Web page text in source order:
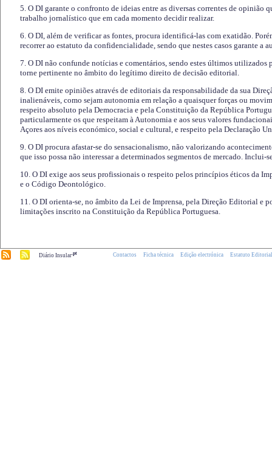
5. O DI garante o confronto de ideias entre as diversas correntes de opinião
trabalho jornalístico que em cada momento decidir realizar.
6. O DI, além de verificar as fontes, procura identificá-las com exatidão.
recorrer ao estatuto da confidencialidade, sendo que nestes casos garante a
7. O DI não confunde notícias e comentários, sendo estes últimos utilizados
torne pertinente no âmbito do legítimo direito de decisão editorial.
8. O DI emite opiniões através de editoriais da responsabilidade da sua
inalienáveis, como sejam autonomia em relação a quaisquer forças ou
respeito absoluto pela Democracia e pela Constituição da República
particularmente os que respeitam à Autonomia e aos seus valores
Açores aos níveis económico, social e cultural, e respeito pela Declaração
9. O DI procura afastar-se do sensacionalismo, não valorizando
que isso possa não interessar a determinados segmentos de mercado.
10. O DI exige aos seus profissionais o respeito pelos princípios éticos da
e o Código Deontológico.
11. O DI orienta-se, no âmbito da Lei de Imprensa, pela Direção Editorial e
limitações inscrito na Constituição da República Portuguesa.
Diário Insular.pt Contactos Ficha técnica Edição electrónica Estatuto Editorial